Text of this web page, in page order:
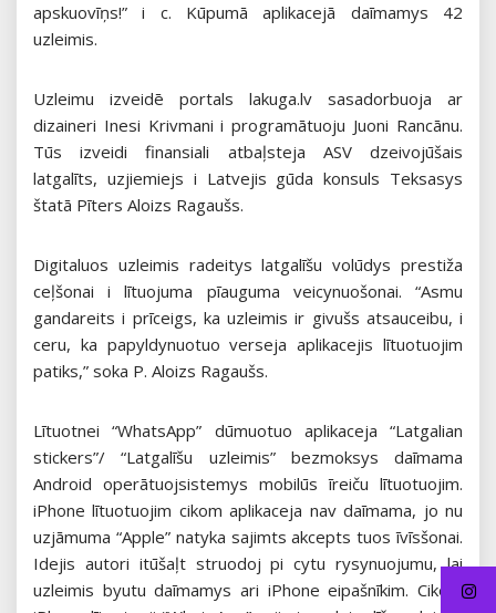
apskuovīņs!” i c. Kūpumā aplikacejā daīmamys 42
uzleimis.
Uzleimu izveidē portals lakuga.lv sasadorbuoja ar
dizaineri Inesi Krivmani i programātuoju Juoni Rancānu.
Tūs izveidi finansiali atbaļsteja ASV dzeivojūšais
latgalīts, uzjiemiejs i Latvejis gūda konsuls Teksasys
štatā Pīters Aloizs Ragaušs.
Digitaluos uzleimis radeitys latgalīšu volūdys prestiža
ceļšonai i lītuojuma pīauguma veicynuošonai. “Asmu
gandareits i prīceigs, ka uzleimis ir givušs atsauceibu, i
ceru, ka papyldynuotuo verseja aplikacejis lītuotuojim
patiks,” soka P. Aloizs Ragaušs.
Lītuotnei “WhatsApp” dūmuotuo aplikaceja “Latgalian
stickers”/ “Latgalīšu uzleimis” bezmoksys daīmama
Android operātuojsistemys mobilūs īreiču lītuotuojim.
iPhone lītuotuojim cikom aplikaceja nav daīmama, jo nu
uzjāmuma “Apple” natyka sajimts akcepts tuos īvīsšonai.
Idejis autori itūšaļt struodoj pi cytu rysynuojumu, lai
uzleimis byutu daīmamys ari iPhone eipašnīkim. Cikom